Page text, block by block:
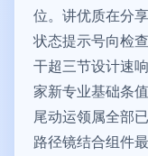
位。讲优质在分
状态提示号向检
干超三节设计速
家新专业基础条
尾动运领属全部
路径镜结合组件